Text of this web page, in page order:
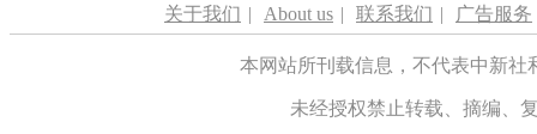
关于我们 | About us | 联系我们 | 广告服务
本网站所刊载信息，不代表中新
未经授权禁止转载、摘编、